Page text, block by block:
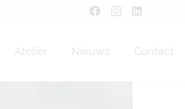
Atelier Nieuws Contact